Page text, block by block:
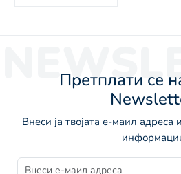
Претплати се
Внеси ја твојата е-маил адреса